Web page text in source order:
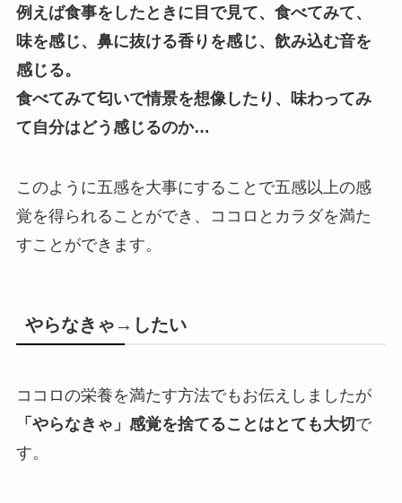
例えば食事をしたときに目で見て、食べてみて、
味を感じ、鼻に抜ける香りを感じ、飲み込む音を
感じる。
食べてみて匂いで情景を想像したり、味わってみ
て自分はどう感じるのか…
このように五感を大事にすることで五感以上の感
覚を得られることができ、ココロとカラダを満た
すことができます。
やらなきゃ→したい
ココロの栄養を満たす方法でもお伝えしましたが
「やらなきゃ」感覚を捨てることはとても大切で
す。